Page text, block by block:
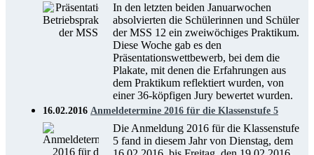
In den letzten beiden Januarwochen
absolvierten die Schülerinnen und Schüler
der MSS 12 ein zweiwöchiges Praktikum.
Diese Woche gab es den
Präsentationswettbewerb, bei dem die
Plakate, mit denen die Erfahrungen aus
dem Praktikum reflektiert wurden, von
einer 36-köpfigen Jury bewertet wurden.
16.02.2016 Anmeldetermine 2016 für die Klassenstufe 5
Die Anmeldung 2016 für die Klassenstufe
5 fand in diesem Jahr von Dienstag, dem